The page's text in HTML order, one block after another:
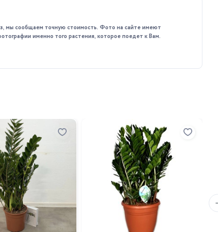
до минимума (1 раз в 3-4 недели).
мы сообщаем точную стоимость. Фото на сайте имеют
именно того растения, которое поедет к Вам.